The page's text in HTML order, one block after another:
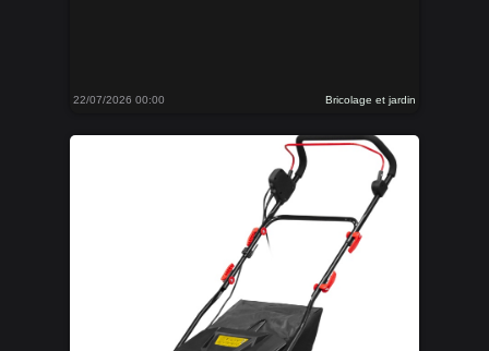
22/07/2026 00:00 Bricolage et jardin